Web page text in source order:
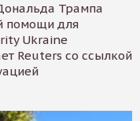
Трампа
помощи для
Ukraine
Reuters со ссылкой